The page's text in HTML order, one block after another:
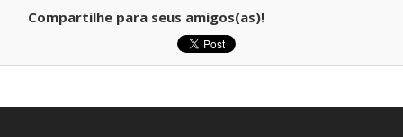
Compartilhe para seus amigos(as)!